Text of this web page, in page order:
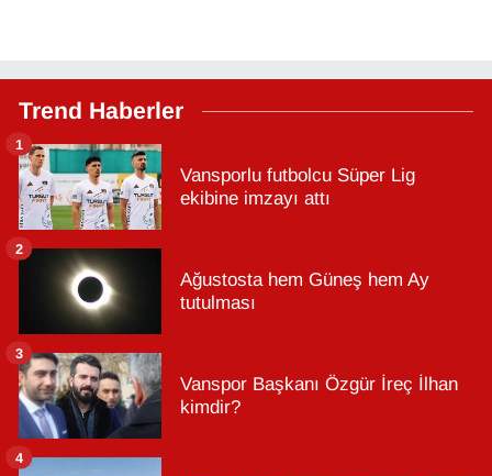
Trend Haberler
Vansporlu futbolcu Süper Lig
ekibine imzayı attı
1
Ağustosta hem Güneş hem Ay
tutulması
2
Vanspor Başkanı Özgür İreç İlhan
kimdir?
3
4